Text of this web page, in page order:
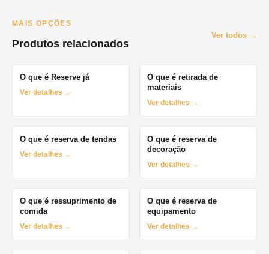
MAIS OPÇÕES
Produtos relacionados
Ver todos →
O que é Reserve já
Ver detalhes →
O que é retirada de
materiais
Ver detalhes →
O que é reserva de tendas
Ver detalhes →
O que é reserva de
decoração
Ver detalhes →
O que é ressuprimento de
comida
Ver detalhes →
O que é reserva de
equipamento
Ver detalhes →